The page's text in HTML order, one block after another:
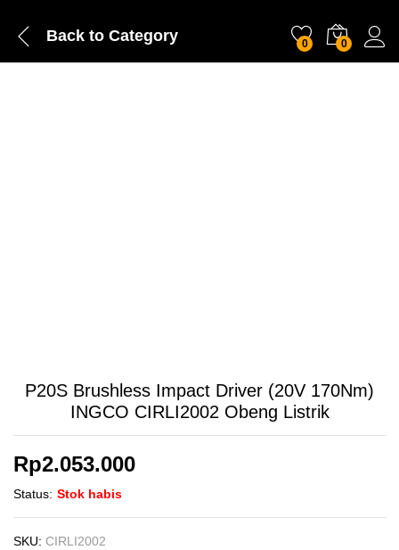
Back to Category 0 0
P20S Brushless Impact Driver (20V 170Nm)
INGCO CIRLI2002 Obeng Listrik
Rp2.053.000
Status: Stok habis
SKU: CIRLI2002